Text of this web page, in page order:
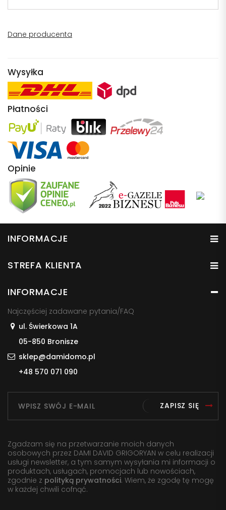
Dane producenta
Wysyłka
Płatności
Opinie
INFORMACJE
STREFA KLIENTA
INFORMACJE
Najczęściej zadawane pytania/FAQ
ul. Świerkowa 1A
05-850 Bronisze
sklep@damidomo.pl
+48 570 071 090
ZAPISZ SIĘ
Zgadzam się na przetwarzanie moich danych
osobowych przez DAMI DAVID GRIGORYAN w celu realizacji
usługi newsletter, a tym samym wysyłania mi informacji o
produktach, usługach, promocjach lub nowościach,
zgodnie z polityką prywatności. Wiem, że zgodę tę mogę
w każdej chwili cofnąć.